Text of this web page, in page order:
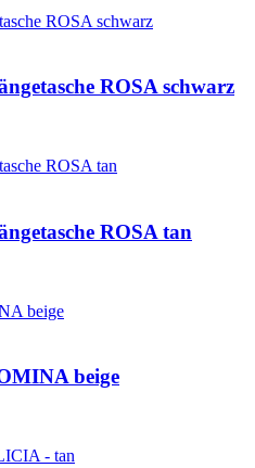
ROSA schwarz
ROSA tan
beige